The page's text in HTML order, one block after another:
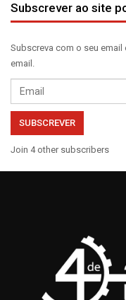
Subscrever ao site
Subscreva com o seu
email.
Email
SUBSCREVER
Join 4 other subscribers